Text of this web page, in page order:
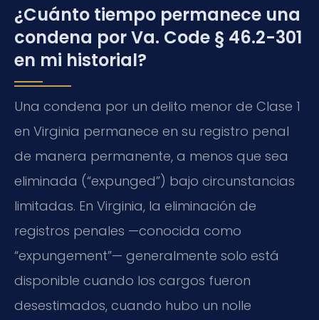
¿Cuánto tiempo permanece una
condena por Va. Code § 46.2-301
en mi historial?
Una condena por un delito menor de Clase 1
en Virginia permanece en su registro penal
de manera permanente, a menos que sea
eliminada (“expunged”) bajo circunstancias
limitadas. En Virginia, la eliminación de
registros penales —conocida como
“expungement”— generalmente solo está
disponible cuando los cargos fueron
desestimados, cuando hubo un nolle